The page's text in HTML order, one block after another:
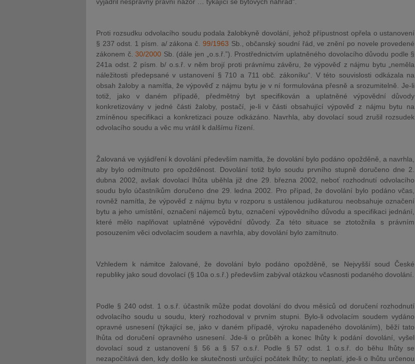
Proti rozsudku odvolacího soudu podala žalobkyně dovolání, jehož přípustnost opřela o ustanovení
§ 237 odst. 1 písm. a/ zákona č. 99/1963 Sb., občanský soudní řád, ve znění po novele provedené
zákonem č.30/2000 Sb. (dále jen „o.s.ř.”). Prostřednictvím uplatněného dovolacího důvodu podle §
241a odst. 2 písm. b/ o.s.ř. v něm brojí proti právnímu závěru, že výpověď z nájmu bytu „neměla
náležitosti předepsané v ustanovení § 710 a 711 obč. zákoníku“. V této souvislosti odkázala na
obsah žaloby a namítla, že výpověď z nájmu bytu je v ní formulována přesně a srozumitelně. Je-li
totiž, jako v daném případě, předmětný byt specifikován a uplatněné výpovědní důvody
konkretizovány v jedné části žaloby, postačí, je-li v části obsahující výpověď z nájmu bytu na
zmíněnou specifikaci a konkretizaci pouze odkázáno. Navrhla, aby dovolací soud zrušil rozsudek
odvolacího soudu a věc mu vrátil k dalšímu řízení.
Žalovaná ve vyjádření k dovolání především namítla, že dovolání bylo podáno opožděně, a navrhla,
aby bylo odmítnuto pro opožděnost. Dovolání totiž bylo soudu prvního stupně doručeno dne 2.
dubna 2002, avšak dovolací lhůta uběhla již dne 29. března 2002, neboť rozhodnutí odvolacího
soudu bylo účastníkům doručeno dne 29. ledna 2002. Pro případ, že dovolání bylo podáno včas,
rovněž namítla, že výpověď z nájmu bytu v rozporu s ustálenou judikaturou neobsahuje označení
bytu a jeho umístění, označení nájemců bytu, označení výpovědního důvodu a specifikaci jednání,
které mělo naplňovat uplatněné výpovědní důvody. Za této situace se ztotožnila s právním
posouzením věci odvolacím soudem a navrhla, aby dovolání bylo zamítnuto.
Vzhledem k námitce žalované, že dovolání bylo podáno opožděně, se Nejvyšší soud České
republiky jako soud dovolací (§ 10a o.s.ř.) především zabýval otázkou včasnosti podaného dovolání.
Podle § 240 odst. 1 o.s.ř. účastník může podat dovolání do dvou měsíců od doručení rozhodnutí
odvolacího soudu u soudu, který rozhodoval v prvním stupni. Bylo-li odvolacím soudem vydáno
opravné usnesení (týkající se, jako v daném případě, výroku napadeného dovoláním), běží tato
lhůta od doručení opravného usnesení. Jde-li o průběh a konec lhůty k podání dovolání, vyšel
dovolací soud z ustanovení § 56 a § 57 o.s.ř. Podle § 57 odst. 1 o.s.ř. do běhu lhůty se
nezapočítává den, kdy došlo ke skutečnosti určující počátek lhůty; to neplatí, jde-li o lhůtu určenou